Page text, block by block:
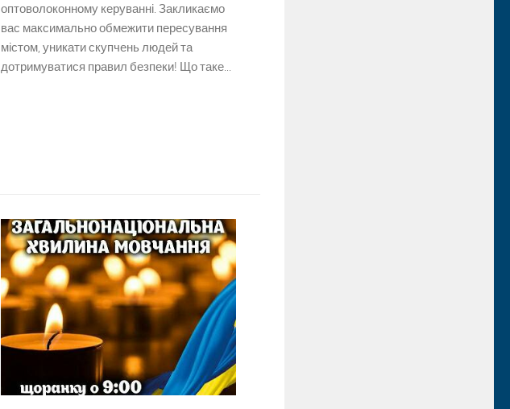
оптоволоконному керуванні. Закликаємо
вас максимально обмежити пересування
містом, уникати скупчень людей та
дотримуватися правил безпеки! Що таке...